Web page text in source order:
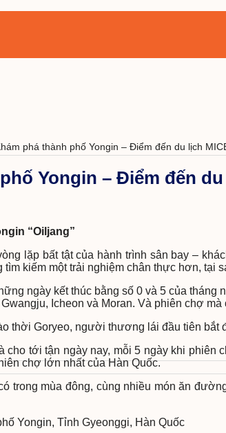
phá thành phố Yongin – Điểm đến du lịch
Yongin – Điểm đến
“Oiljang”
lặp bất tật của hành trình sân bay –
kiếm một trải nghiệm chân thực hơn, tại
ngày kết thúc bằng số 0 và 5 của
Icheon và Moran. Và phiên chợ
thời Goryeo, người thương lái đầu tiên bắt
tới tận ngày nay, mỗi 5 ngày khi
chợ lớn nhất của Hàn Quốc.
trong mùa đông, cùng nhiều món ăn
Yongin, Tỉnh Gyeonggi, Hàn Quốc